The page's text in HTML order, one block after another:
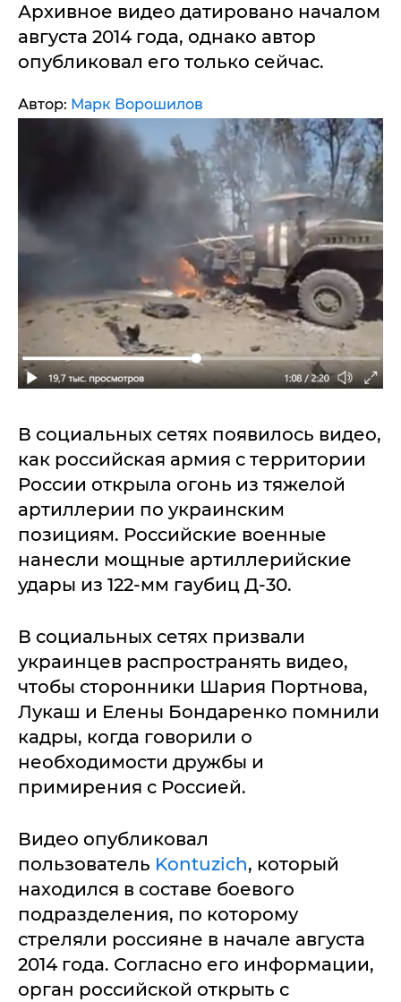
Архивное видео датировано началом
августа 2014 года, однако автор
опубликовал его только сейчас.
Автор: Марк Ворошилов
В социальных сетях появилось видео,
как российская армия с территории
России открыла огонь из тяжелой
артиллерии по украинским
позициям. Российские военные
нанесли мощные артиллерийские
удары из 122-мм гаубиц Д-30.
В социальных сетях призвали
украинцев распространять видео,
чтобы сторонники Шария Портнова,
Лукаш и Елены Бондаренко помнили
кадры, когда говорили о
необходимости дружбы и
примирения с Россией.
Видео опубликовал
пользователь Kontuzich, который
находился в составе боевого
подразделения, по которому
стреляли россияне в начале августа
2014 года. Согласно его информации,
орган российской открыть с